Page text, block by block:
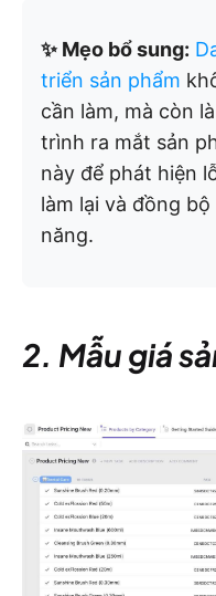
✨ Mẹo bổ sung:
triển sản phẩm
cần làm, mà còn
trình ra mắt sản
này để phát hiện
làm lại và đồng
năng.
2. Mẫu giá